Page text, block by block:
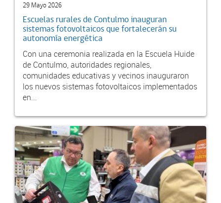
29 Mayo 2026
Escuelas rurales de Contulmo inauguran
sistemas fotovoltaicos que fortalecerán su
autonomía energética
Con una ceremonia realizada en la Escuela Huide
de Contulmo, autoridades regionales,
comunidades educativas y vecinos inauguraron
los nuevos sistemas fotovoltaicos implementados
en...